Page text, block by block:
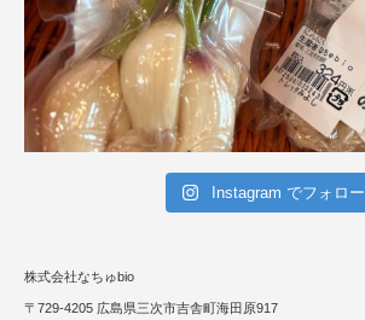
Instagram でフォロー
株式会社なちゅbio
〒729-4205 広島県三次市吉舎町海田原917